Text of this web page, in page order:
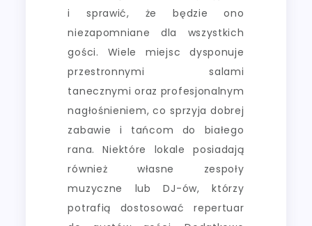
i sprawić, że będzie ono
niezapomniane dla wszystkich
gości. Wiele miejsc dysponuje
przestronnymi salami
tanecznymi oraz profesjonalnym
nagłośnieniem, co sprzyja dobrej
zabawie i tańcom do białego
rana. Niektóre lokale posiadają
również własne zespoły
muzyczne lub DJ-ów, którzy
potrafią dostosować repertuar